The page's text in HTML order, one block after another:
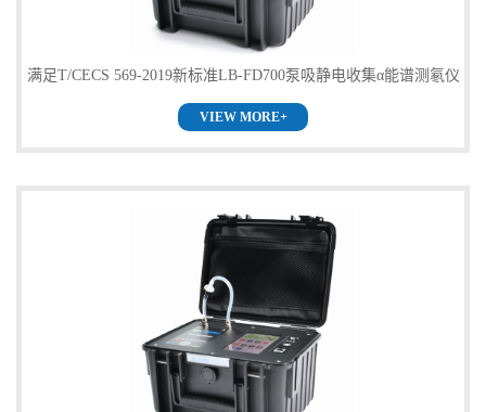
满足T/CECS 569-2019新标准LB-FD700泵吸静电收集α能谱测氡仪
价格
VIEW MORE+